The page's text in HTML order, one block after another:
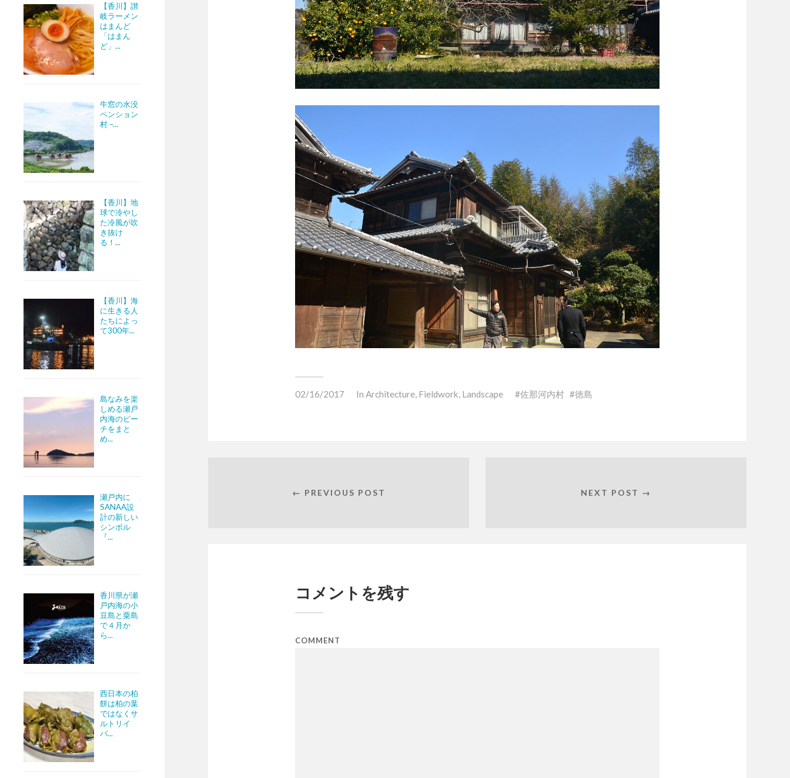
【香川】讃
岐ラーメン
はまんど
「はまん
ど」...
牛窓の水没
ペンション
村 –...
【香川】地
球で冷やし
た冷風が吹
き抜け
る！...
【香川】海
に生きる人
たちによっ
て300年...
島なみを楽
しめる瀬戸
内海のビー
チをまと
め...
瀬戸内に
SANAA設
計の新しい
シンボル
『...
香川県が瀬
戸内海の小
豆島と粟島
で４月か
ら...
西日本の柏
餅は柏の葉
ではなくサ
ルトリイ
バ...
02/16/2017 In Architecture, Fieldwork, Landscape 佐那河内村 徳島
← PREVIOUS POST NEXT POST →
コメントを残す
COMMENT